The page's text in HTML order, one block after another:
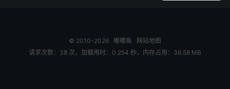
© 2010-2026 嘟嘟鱼
网站地图
请求次数：38 次，加载用时：0.254 秒，内存占用：36.58 MB